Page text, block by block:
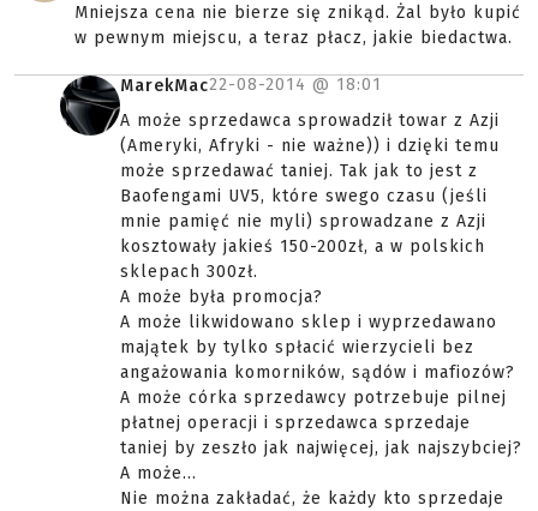
Mniejsza cena nie bierze się znikąd. Żal było kupić
w pewnym miejscu, a teraz płacz, jakie biedactwa.
MarekMac22-08-2014 @ 18:01
A może sprzedawca sprowadził towar z Azji
(Ameryki, Afryki - nie ważne)) i dzięki temu
może sprzedawać taniej. Tak jak to jest z
Baofengami UV5, które swego czasu (jeśli
mnie pamięć nie myli) sprowadzane z Azji
kosztowały jakieś 150-200zł, a w polskich
sklepach 300zł.
A może była promocja?
A może likwidowano sklep i wyprzedawano
majątek by tylko spłacić wierzycieli bez
angażowania komorników, sądów i mafiozów?
A może córka sprzedawcy potrzebuje pilnej
płatnej operacji i sprzedawca sprzedaje
taniej by zeszło jak najwięcej, jak najszybciej?
A może...
Nie można zakładać, że każdy kto sprzedaje